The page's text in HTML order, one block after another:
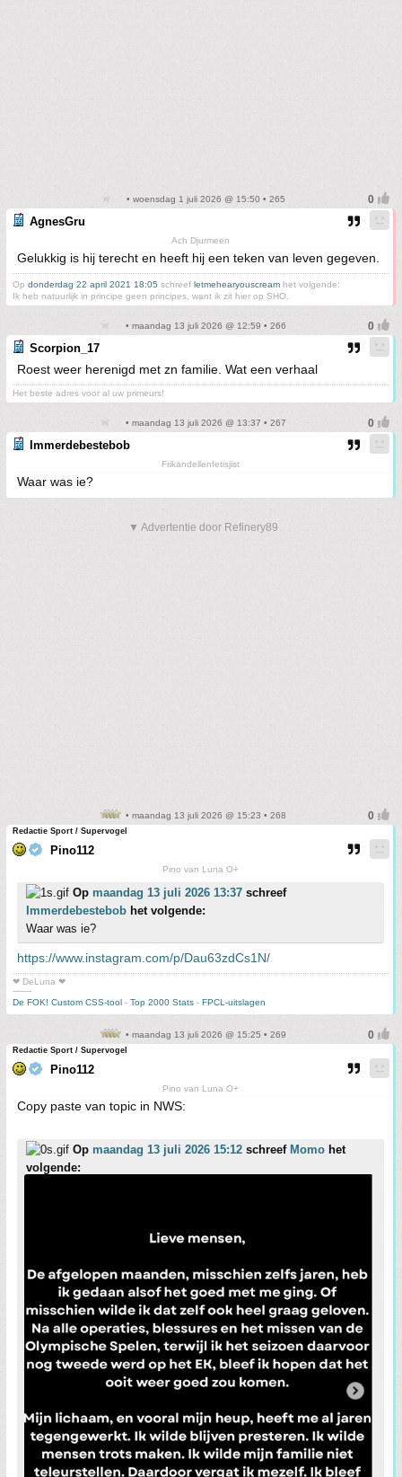
• woensdag 1 juli 2026 @ 15:50 • 265
AgnesGru
Ach Djurmeen
Gelukkig is hij terecht en heeft hij een teken van leven gegeven.
Op donderdag 22 april 2021 18:05 schreef letmehearyouscream het volgende:
Ik heb natuurlijk in principe geen principes, want ik zit hier op SHO.
• maandag 13 juli 2026 @ 12:59 • 266
Scorpion_17
Roest weer herenigd met zn familie. Wat een verhaal
Het beste adres voor al uw primeurs!
• maandag 13 juli 2026 @ 13:37 • 267
Immerdebestebob
Frikandellenfetisjist
Waar was ie?
▼ Advertentie door Refinery89
• maandag 13 juli 2026 @ 15:23 • 268
Redactie Sport / Supervogel
Pino112
Pino van Luna O+
Op maandag 13 juli 2026 13:37 schreef
Immerdebestebob het volgende:
Waar was ie?
https://www.instagram.com/p/Dau63zdCs1N/
❤ DeLuna ❤
-------
De FOK! Custom CSS-tool - Top 2000 Stats - FPCL-uitslagen
• maandag 13 juli 2026 @ 15:25 • 269
Redactie Sport / Supervogel
Pino112
Pino van Luna O+
Copy paste van topic in NWS:
Op maandag 13 juli 2026 15:12 schreef Momo het
volgende: